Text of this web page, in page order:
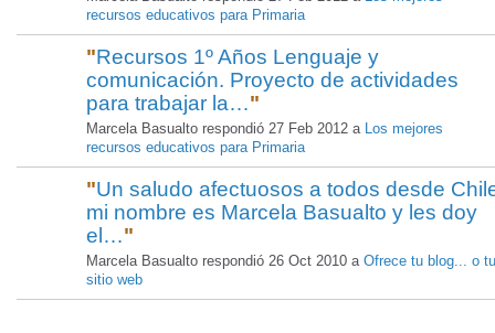
recursos educativos para Primaria
"Recursos 1º Años Lenguaje y
comunicación. Proyecto de actividades
para trabajar la…"
Marcela Basualto respondió 27 Feb 2012 a Los mejores
recursos educativos para Primaria
"Un saludo afectuosos a todos desde
mi nombre es Marcela Basualto y les doy
el…"
Marcela Basualto respondió 26 Oct 2010 a Ofrece tu blog... o tu
sitio web